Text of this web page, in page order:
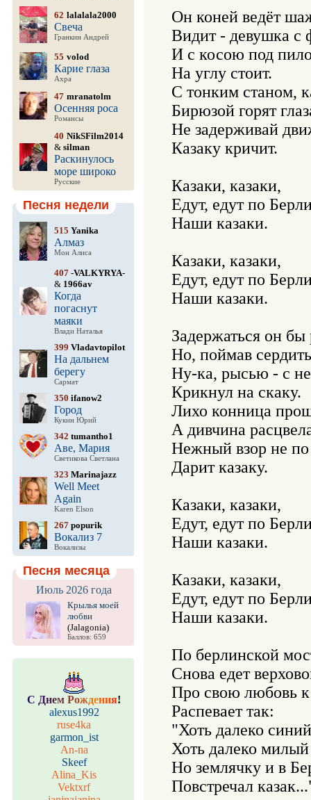
62 lalalala2000
Свеча
Гранкин Андрей
55 volod
Карие глаза
Ахра
47 mranatolm
Осенняя роса
Романсы
40 NikSFilm2014
& silman
Раскинулось
море широко
Русские
Песня недели
515 Yanika
Алмаз
Мон Алиса
407 -VALKYRYA-
& 1966av
Когда
погаснут
маяки
Влади Наталья
399 Vladavtopilot
На дальнем
берегу
Сармат
350 ifanow2
Город
Кукин Юрий
342 tumantho1
Аве, Мария
Светикова Светлана
323 Marinajazz
Well Meet
Again
Karen Elson
267 popurik
Вокализ 7
Вокализы
Песня месяца
Июль 2026 года
Крылья моей
любви
(Jalagonia)
Баллов: 659
С Днем Рождения!
alexus1992
ruse4ka
garmon_ist
An-na
Skeef
Alina_Kis
Vektxrf
Он коней ведёт
Видит - девушка с
И с косою под
На углу стоит.
С тонким станом,
Бирюзой горят
Не задерживай
Казаку кричит.
Казаки, казаки,
Едут, едут по
Наши казаки.
Казаки, казаки,
Едут, едут по
Наши казаки.
Задержаться он бы
Но, поймав
Ну-ка, рысью - с
Крикнул на скаку.
Лихо конница
А дивчина
Нежный взор не по
Дарит казаку.
Казаки, казаки,
Едут, едут по
Наши казаки.
Казаки, казаки,
Едут, едут по
Наши казаки.
По берлинской
Снова едет
Про свою любовь к
Распевает так:
"Хоть далеко
Хоть далеко
Но землячку и в
Повстречал